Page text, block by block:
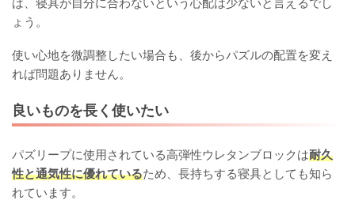
ば、寝具が自分に合わないという心配は少ないと言えるでし
ょう。
使い心地を微調整したい場合も、後からパズルの配置を変え
れば問題ありません。
良いものを長く使いたい
パズリープに使用されている高弾性ウレタンブロックは耐久
性と通気性に優れているため、長持ちする寝具としても知ら
れています。